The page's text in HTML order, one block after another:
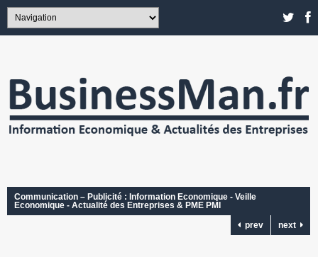
Communication – Publicité : Information Economique - Veille
Economique - Actualité des Entreprises & PME PMI
prev
next